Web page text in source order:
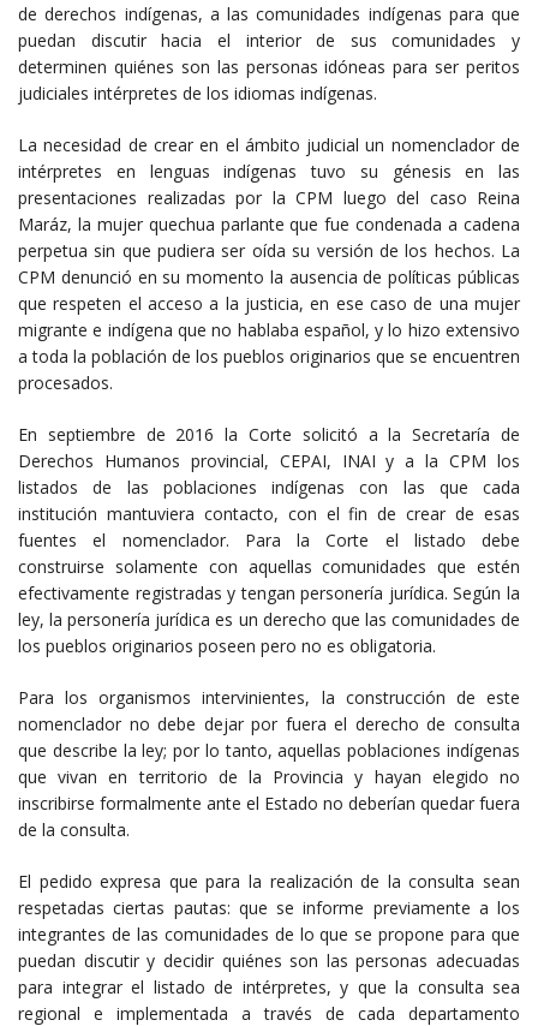
de derechos indígenas, a las comunidades indígenas para que
puedan discutir hacia el interior de sus comunidades y
determinen quiénes son las personas idóneas para ser peritos
judiciales intérpretes de los idiomas indígenas.
La necesidad de crear en el ámbito judicial un nomenclador de
intérpretes en lenguas indígenas tuvo su génesis en las
presentaciones realizadas por la CPM luego del caso Reina
Maráz, la mujer quechua parlante que fue condenada a cadena
perpetua sin que pudiera ser oída su versión de los hechos. La
CPM denunció en su momento la ausencia de políticas públicas
que respeten el acceso a la justicia, en ese caso de una mujer
migrante e indígena que no hablaba español, y lo hizo extensivo
a toda la población de los pueblos originarios que se encuentren
procesados.
En septiembre de 2016 la Corte solicitó a la Secretaría de
Derechos Humanos provincial, CEPAI, INAI y a la CPM los
listados de las poblaciones indígenas con las que cada
institución mantuviera contacto, con el fin de crear de esas
fuentes el nomenclador. Para la Corte el listado debe
construirse solamente con aquellas comunidades que estén
efectivamente registradas y tengan personería jurídica. Según la
ley, la personería jurídica es un derecho que las comunidades de
los pueblos originarios poseen pero no es obligatoria.
Para los organismos intervinientes, la construcción de este
nomenclador no debe dejar por fuera el derecho de consulta
que describe la ley; por lo tanto, aquellas poblaciones indígenas
que vivan en territorio de la Provincia y hayan elegido no
inscribirse formalmente ante el Estado no deberían quedar fuera
de la consulta.
El pedido expresa que para la realización de la consulta sean
respetadas ciertas pautas: que se informe previamente a los
integrantes de las comunidades de lo que se propone para que
puedan discutir y decidir quiénes son las personas adecuadas
para integrar el listado de intérpretes, y que la consulta sea
regional e implementada a través de cada departamento